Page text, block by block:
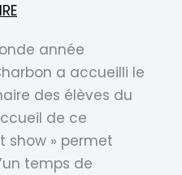
année
a accueilli le
des élèves du
de ce
show » permet
temps de